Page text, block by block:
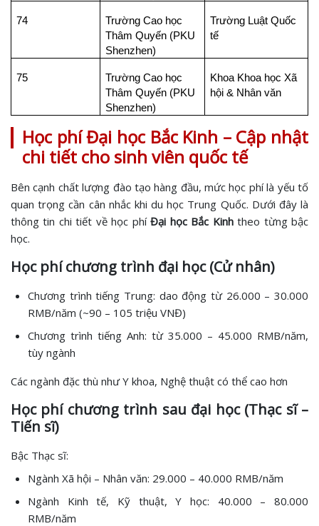
74
Trường Cao học
Thâm Quyến (PKU
Shenzhen)
Trường Luật Quốc
tế
75
Trường Cao học
Thâm Quyến (PKU
Shenzhen)
Khoa Khoa học Xã
hội & Nhân văn
Học phí Đại học Bắc Kinh – Cập nhật
chi tiết cho sinh viên quốc tế
Bên cạnh chất lượng đào tạo hàng đầu, mức học phí là yếu tố
quan trọng cần cân nhắc khi du học Trung Quốc. Dưới đây là
thông tin chi tiết về học phíĐại học Bắc Kinhtheo từng bậc
học.
Học phí chương trình đại học (Cử nhân)
Chương trình tiếng Trung: dao động từ 26.000 – 30.000
RMB/năm (~90 – 105 triệu VNĐ)
Chương trình tiếng Anh: từ 35.000 – 45.000 RMB/năm,
tùy ngành
Các ngành đặc thù như Y khoa, Nghệ thuật có thể cao hơn
Học phí chương trình sau đại học (Thạc sĩ –
Tiến sĩ)
Bậc Thạc sĩ:
Ngành Xã hội – Nhân văn: 29.000 – 40.000 RMB/năm
Ngành Kinh tế, Kỹ thuật, Y học: 40.000 – 80.000
RMB/năm